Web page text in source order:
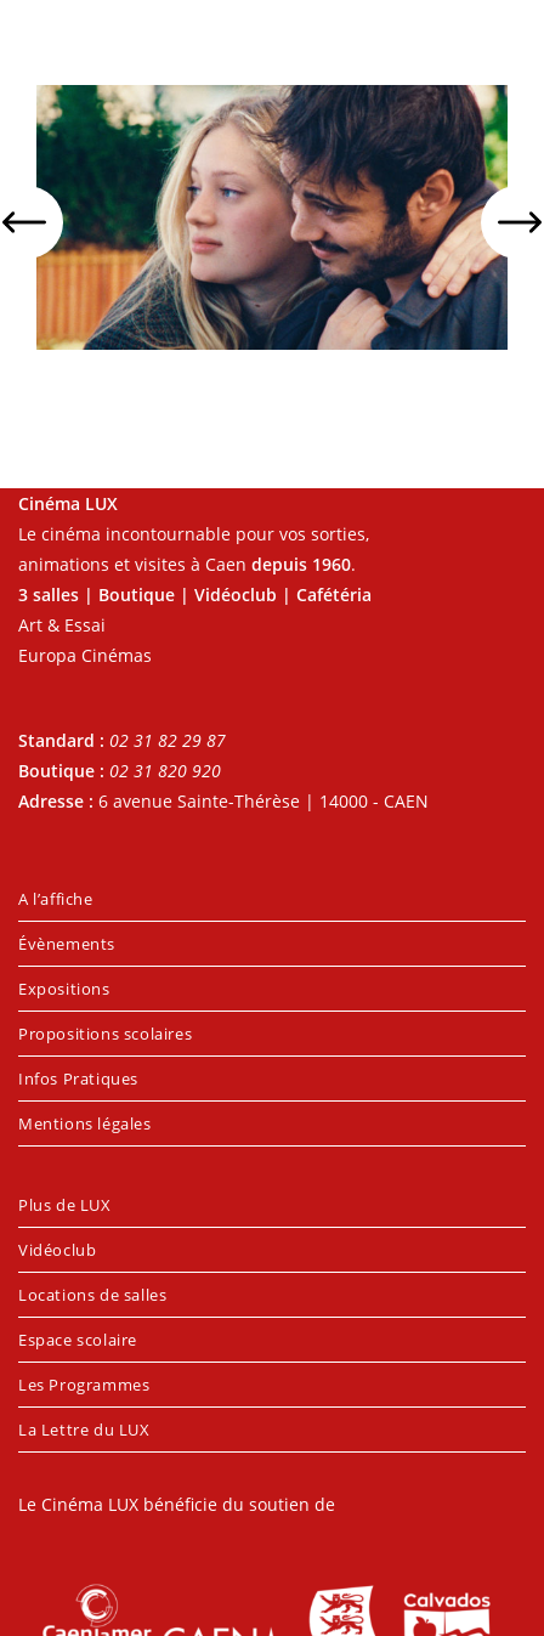
Cinéma LUX
Le cinéma incontournable pour vos sorties,
animations et visites à Caen depuis 1960.
3 salles | Boutique | Vidéoclub | Cafétéria
Art & Essai
Europa Cinémas
Standard : 02 31 82 29 87
Boutique : 02 31 820 920
Adresse : 6 avenue Sainte-Thérèse | 14000 - CAEN
A l’affiche
Évènements
Expositions
Propositions scolaires
Infos Pratiques
Mentions légales
Plus de LUX
Vidéoclub
Locations de salles
Espace scolaire
Les Programmes
La Lettre du LUX
Le Cinéma LUX bénéficie du soutien de